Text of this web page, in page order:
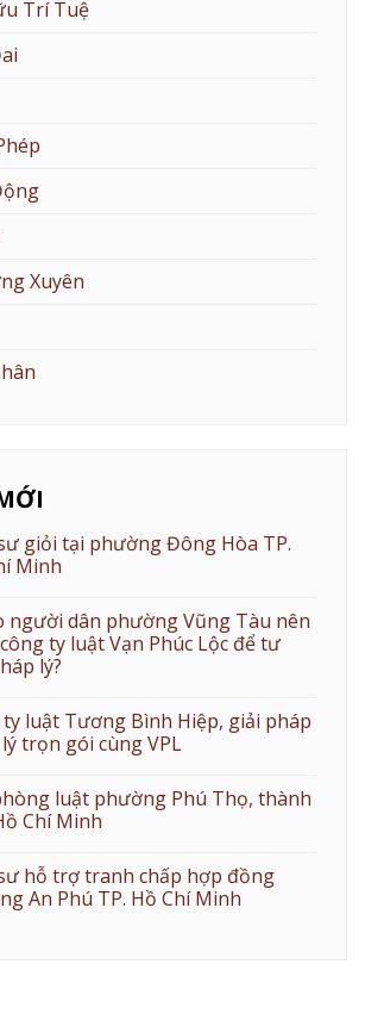
Trí Tuệ
Xuyên
giỏi tại phường Đông Hòa TP.
Minh
người dân phường Vũng Tàu nên
ty luật Vạn Phúc Lộc để tư
lý?
ty luật Tương Bình Hiệp, giải pháp
trọn gói cùng VPL
luật phường Phú Thọ, thành
Chí Minh
hỗ trợ tranh chấp hợp đồng
An Phú TP. Hồ Chí Minh